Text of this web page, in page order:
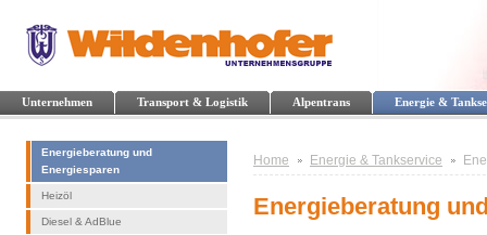
Unternehmen Transport & Logistik Alpentrans Energie &
Energieberatung und
Energiesparen
Heizöl
Diesel & AdBlue
Home Energie & Tankservice
Energieberatung